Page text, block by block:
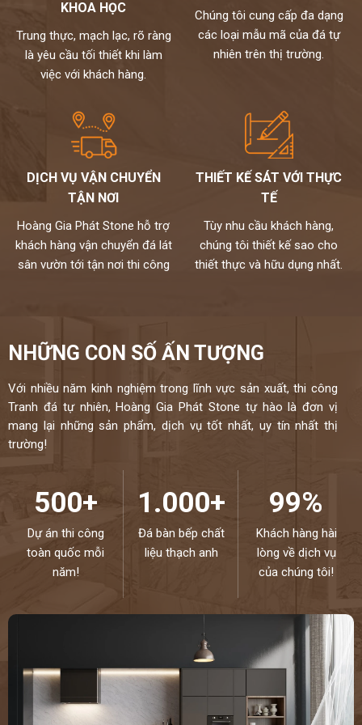
theo yêu cầu cho khách hàng nên không phải qua trung gian giá
đến tay người tiêu dùng
Chất lượng,thi công chuyên nghiệp,đội ngũ thợ tay nghề cao đã
được tuyển chọn.
Đặc biệt sản phẩm được bảo hành đến 15 năm chống ố,chống
có vấn đề gì sẽ có bộ phận kỹ thuật đến xử lí cho khách hàng trong
vòng 24h,tất cả thành phẩm của chúng tôi sẽ được lưu bảo hành
trên máy tính,chúng tôi sẽ luôn đồng hành cùng khách hàng.
Đá cao cấp Hoàng Gia Phát tự hào là đơn vị
thi công đá bàn bếp số 1 tại Hà Nội
NỀM TIN CỦA KHÁCH LÀ HẠNH PHÚC CỦA CHÚNG TÔI - HÂN
HẠNH
ĐƯỢC PHỤC VỤ QUÝ KHÁCH
HOTLINE: 0972101656 - 0946916986
KHOA HỌC
Trung thực, mạch lạc, rõ ràng
là yêu cầu tối thiết khi làm
việc với khách hàng.
Chúng tôi cung cấp đa dạng
các loại mẫu mã của đá tự
nhiên trên thị trường.
DỊCH VỤ VẬN CHUYỂN
TẬN NƠI
Hoàng Gia Phát Stone hỗ trợ
khách hàng vận chuyển đá lát
sân vườn tới tận nơi thi công
THIẾT KẾ SÁT VỚI THỰC
TẾ
Tùy nhu cầu khách hàng,
chúng tôi thiết kế sao cho
thiết thực và hữu dụng nhất.
NHỮNG CON SỐ ẤN TƯỢNG
Với nhiều năm kinh nghiệm trong lĩnh vực sản xuất, thi công
Tranh đá tự nhiên, Hoàng Gia Phát Stone tự hào là đơn vị
mang lại những sản phẩm, dịch vụ tốt nhất, uy tín nhất thị
trường!
500+
Dự án thi công
toàn quốc mỗi
năm!
1.000+
Đá bàn bếp chất
liệu thạch anh
99%
Khách hàng hài
lòng về dịch vụ
của chúng tôi!